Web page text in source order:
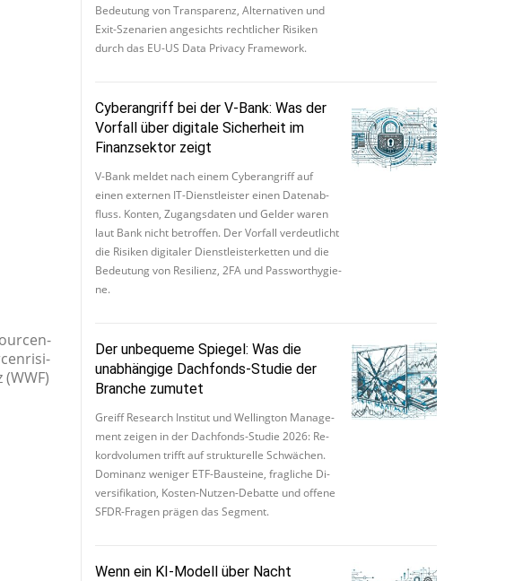
Be­deu­tung von Trans­pa­renz, Al­ter­na­ti­ven und
Exit-Sze­na­ri­en an­ge­sichts recht­li­cher Risiken
durch das EU-US Data Privacy Fra­me­work.
Cyberangriff bei der V-Bank: Was der
Vorfall über digitale Sicherheit im
Finanzsektor zeigt
V-­Bank mel­det nach ei­nem Cy­be­r­an­griff auf
einen ex­ter­nen IT­-­Dienst­leis­ter einen Da­te­n­ab­
fluss. Kon­ten, Zu­gangs­da­ten und Gel­der wa­ren
laut Bank nicht be­trof­fen. Der Vor­fall ver­deut­licht
die Ri­si­ken di­gi­ta­ler Dienst­leis­ter­ket­ten und die
Be­deu­tung von Re­si­li­enz, 2FA und Pass­wor­thy­gi­e­
ne.
Der unbequeme Spiegel: Was die
unabhängige Dachfonds-Studie der
Branche zumutet
Greiff Re­sea­rch In­sti­tut und Wel­ling­ton Ma­nage­
ment zei­gen in der Dach­fonds­-­Stu­die 2026: Re­
kord­vo­lu­men trifft auf struk­tu­rel­le Schwä­chen.
Do­mi­nanz we­ni­ger ET­F-­Bau­stei­ne, frag­li­che Di­
ver­si­fi­ka­ti­on, Kos­ten­-­Nut­zen­-­De­bat­te und of­fe­ne
SFDR-­Fra­gen prä­gen das Seg­ment.
Wenn ein KI-Modell über Nacht